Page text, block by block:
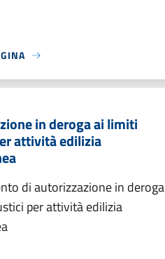
in deroga ai limiti
attività edilizia
di autorizzazione in deroga
per attività edilizia